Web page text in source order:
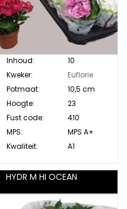
Inhoud:
10
Kweker:
Euflorie
Potmaat:
10,5 cm
Hoogte:
23
Fust code:
410
MPS:
MPS A+
Kwaliteit:
A1
HYDR M HI OCEAN